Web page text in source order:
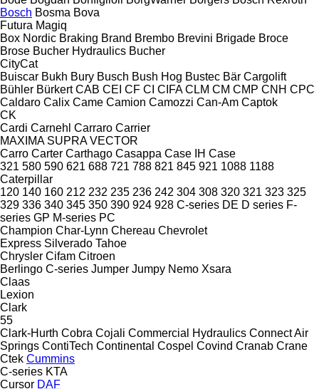
Bosch Bosma Bova
Futura Magiq
Box Nordic Braking Brand Brembo Brevini Brigade Broce
Brose Bucher Hydraulics Bucher
CityCat
Buiscar Bukh Bury Busch Bush Hog Bustec Bär Cargolift
Bühler Bürkert CAB CEI CF CI CIFA CLM CM CMP CNH CPC
Caldaro Calix Came Camion Camozzi Can-Am Captok
CK
Cardi Carnehl Carraro Carrier
MAXIMA SUPRA VECTOR
Carro Carter Carthago Casappa Case IH Case
321 580 590 621 688 721 788 821 845 921 1088 1188
Caterpillar
120 140 160 212 232 235 236 242 304 308 320 321 323 325
329 336 340 345 350 390 924 928 C-series DE D series F-
series GP M-series PC
Champion Char-Lynn Chereau Chevrolet
Express Silverado Tahoe
Chrysler Cifam Citroen
Berlingo C-series Jumper Jumpy Nemo Xsara
Claas
Lexion
Clark
55
Clark-Hurth Cobra Cojali Commercial Hydraulics Connect Air
Springs ContiTech Continental Cospel Covind Cranab Crane
Ctek Cummins
C-series KTA
Cursor DAF